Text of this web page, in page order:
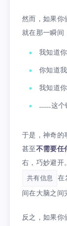
然而，如果你
就在那一瞬间
我知道
你知道
我知道
……这个
于是，神奇的
甚至不需要任
右，巧妙避开
共有信息
在
间在大脑之间
反之，如果你